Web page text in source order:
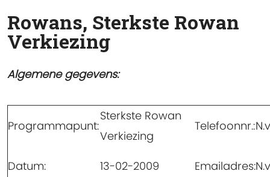
Rowans, Sterkste Rowan
Verkiezing
Algemene gegevens:
Programmapunt:
Sterkste Rowan
Verkiezing
Telefoonnr.:
Datum: 13-02-2009 Emailadres: